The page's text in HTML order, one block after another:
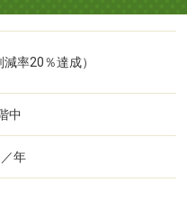
ンルーム／人感照明セン
都市ガス／シャッター／
物件／ＬＧＢＴフレン
家賃カード決済可／ファ
まで３００ｍ／セブンイ
で３５０ｍ／下野市立祇
／ガスト自治医大店（飲
率20％達成）
中
年